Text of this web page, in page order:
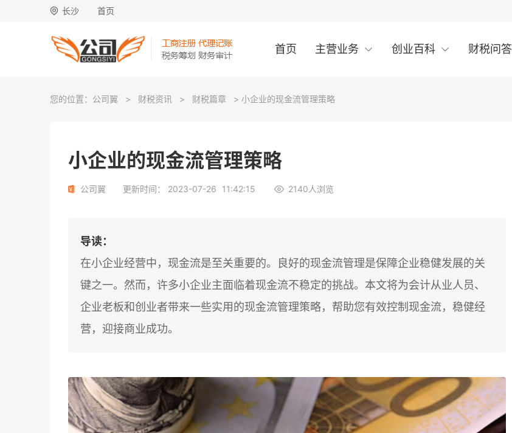
长沙 首页
首页 主营业务 创业百科 财税问答
您的位置： 公司翼 > 财税资讯 > 财税篇章 > 小企业的现金流管理策略
小企业的现金流管理策略
公司翼 更新时间： 2023-07-26 11:42:15 2140 人浏览
导读：
在小企业经营中，现金流是至关重要的。良好的现金流管理是保障企业稳健发展的关
键之一。然而，许多小企业主面临着现金流不稳定的挑战。本文将为会计从业人员、
企业老板和创业者带来一些实用的现金流管理策略，帮助您有效控制现金流，稳健经
营，迎接商业成功。